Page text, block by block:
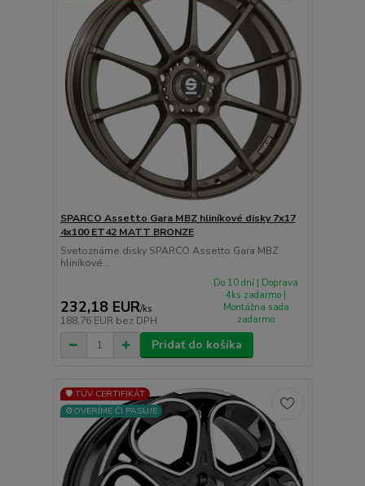
SPARCO Assetto Gara MBZ hliníkové disky 7x17
4x100 ET42 MATT BRONZE
Svetoznáme disky SPARCO Assetto Gara MBZ
hliníkové...
232,18 EUR/ks
188,76 EUR bez DPH
Do 10 dní | Doprava
4ks zadarmo |
Montážna sada
zadarmo
Pridať do košíka
🛡️ TÜV CERTIFIKÁT
⚙️OVERÍME ČI PASUJE